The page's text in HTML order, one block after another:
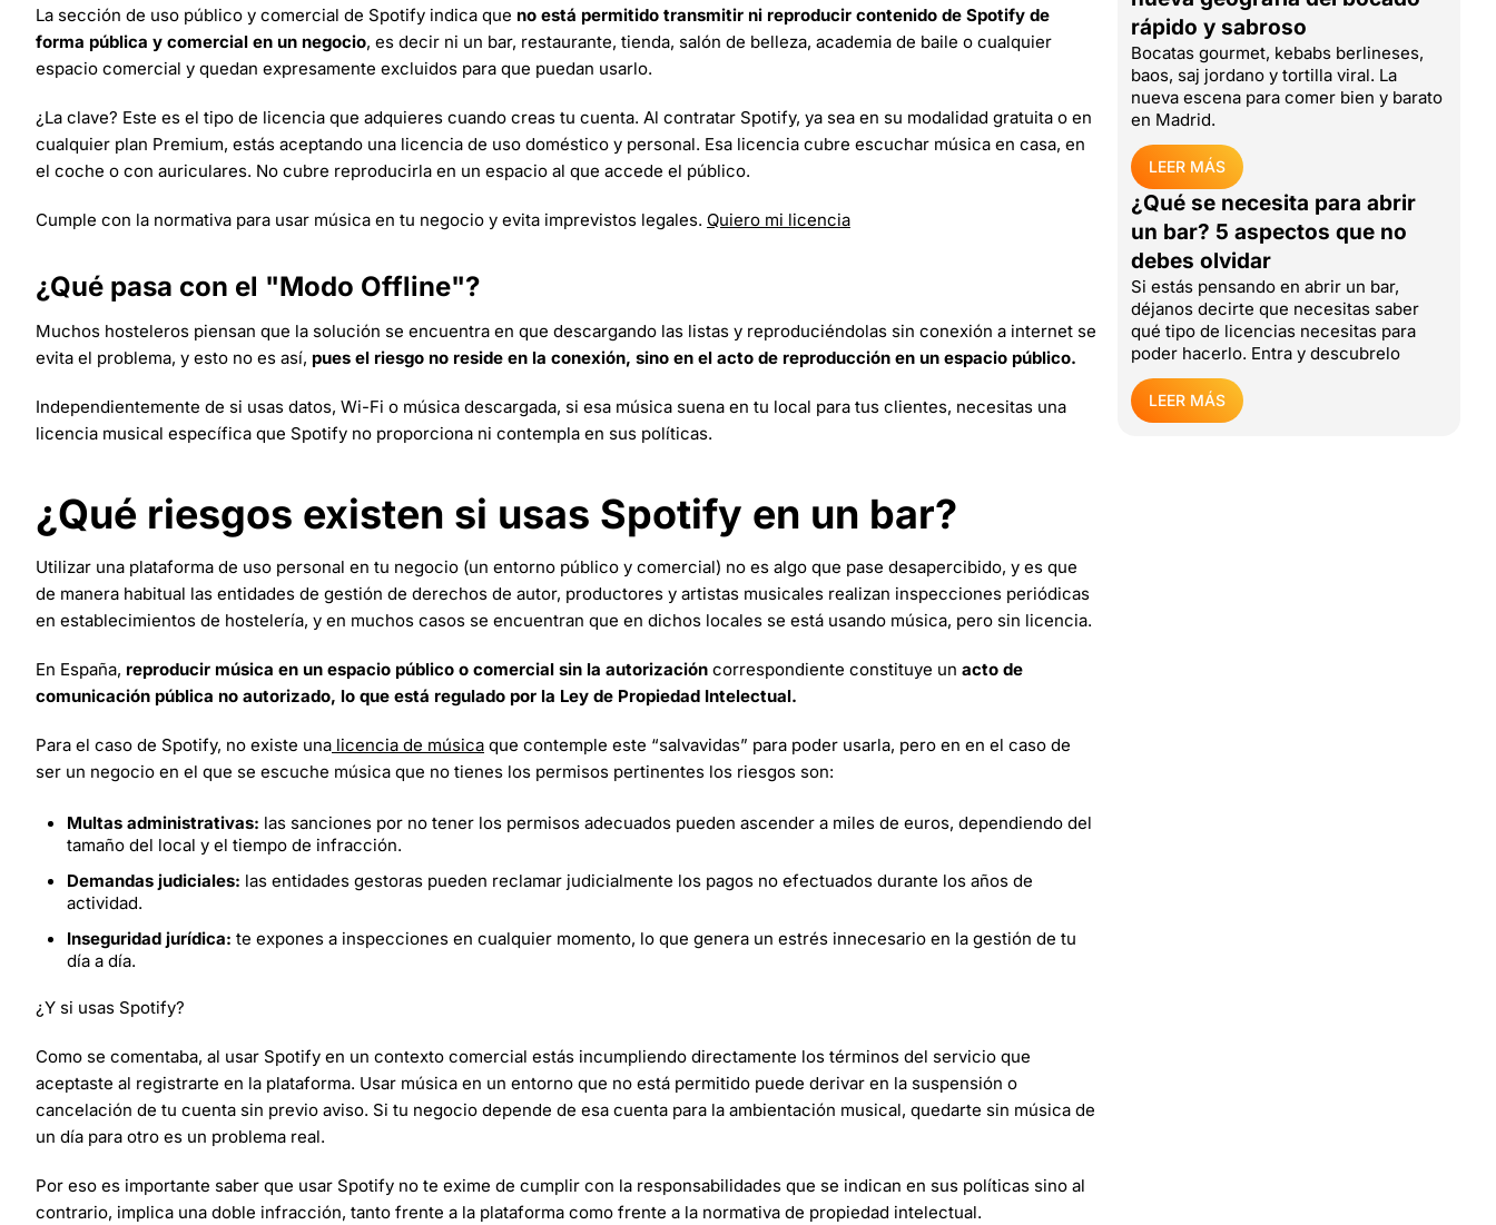
La sección de uso público y comercial de Spotify indica que no está permitido transmitir ni reproducir contenido de Spotify de
forma pública y comercial en un negocio, es decir ni un bar, restaurante, tienda, salón de belleza, academia de baile o cualquier
espacio comercial y quedan expresamente excluidos para que puedan usarlo.
¿La clave? Este es el tipo de licencia que adquieres cuando creas tu cuenta. Al contratar Spotify, ya sea en su modalidad gratuita o en
cualquier plan Premium, estás aceptando una licencia de uso doméstico y personal. Esa licencia cubre escuchar música en casa, en
el coche o con auriculares. No cubre reproducirla en un espacio al que accede el público.
Cumple con la normativa para usar música en tu negocio y evita imprevistos legales. Quiero mi licencia
¿Qué pasa con el "Modo Offline"?
Muchos hosteleros piensan que la solución se encuentra en que descargando las listas y reproduciéndolas sin conexión a internet se
evita el problema, y esto no es así, pues el riesgo no reside en la conexión, sino en el acto de reproducción en un espacio público.
Independientemente de si usas datos, Wi-Fi o música descargada, si esa música suena en tu local para tus clientes, necesitas una
licencia musical específica que Spotify no proporciona ni contempla en sus políticas.
¿Qué riesgos existen si usas Spotify en un bar?
Utilizar una plataforma de uso personal en tu negocio (un entorno público y comercial) no es algo que pase desapercibido, y es que
de manera habitual las entidades de gestión de derechos de autor, productores y artistas musicales realizan inspecciones periódicas
en establecimientos de hostelería, y en muchos casos se encuentran que en dichos locales se está usando música, pero sin licencia.
En España, reproducir música en un espacio público o comercial sin la autorización correspondiente constituye un acto de
comunicación pública no autorizado, lo que está regulado por la Ley de Propiedad Intelectual.
Para el caso de Spotify, no existe una licencia de música que contemple este “salvavidas” para poder usarla, pero en en el caso de
ser un negocio en el que se escuche música que no tienes los permisos pertinentes los riesgos son:
Multas administrativas: las sanciones por no tener los permisos adecuados pueden ascender a miles de euros, dependiendo del
tamaño del local y el tiempo de infracción.
Demandas judiciales: las entidades gestoras pueden reclamar judicialmente los pagos no efectuados durante los años de
actividad.
Inseguridad jurídica: te expones a inspecciones en cualquier momento, lo que genera un estrés innecesario en la gestión de tu
día a día.
¿Y si usas Spotify?
Como se comentaba, al usar Spotify en un contexto comercial estás incumpliendo directamente los términos del servicio que
aceptaste al registrarte en la plataforma. Usar música en un entorno que no está permitido puede derivar en la suspensión o
cancelación de tu cuenta sin previo aviso. Si tu negocio depende de esa cuenta para la ambientación musical, quedarte sin música de
un día para otro es un problema real.
Por eso es importante saber que usar Spotify no te exime de cumplir con la responsabilidades que se indican en sus políticas sino al
contrario, implica una doble infracción, tanto frente a la plataforma como frente a la normativa de propiedad intelectual.
rápido y sabroso
Bocatas gourmet, kebabs berlineses,
baos, saj jordano y tortilla viral. La
nueva escena para comer bien y barato
en Madrid.
LEER MÁS
¿Qué se necesita para abrir
un bar? 5 aspectos que no
debes olvidar
Si estás pensando en abrir un bar,
déjanos decirte que necesitas saber
qué tipo de licencias necesitas para
poder hacerlo. Entra y descubrelo
LEER MÁS